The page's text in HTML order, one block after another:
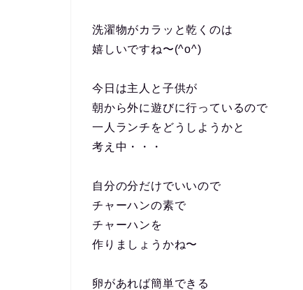
洗濯物がカラッと乾くのは
嬉しいですね〜(^o^)
今日は主人と子供が
朝から外に遊びに行っているので
一人ランチをどうしようかと
考え中・・・
自分の分だけでいいので
チャーハンの素で
チャーハンを
作りましょうかね〜
卵があれば簡単できる